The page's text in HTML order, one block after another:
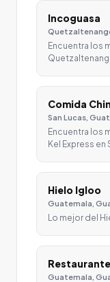
Incoguasa
Encuentra los
Comida
San Lucas,
Encuentra los
Kel Express en
Hielo Igloo
Guatemala,
Lo mejor del
Guatemala,